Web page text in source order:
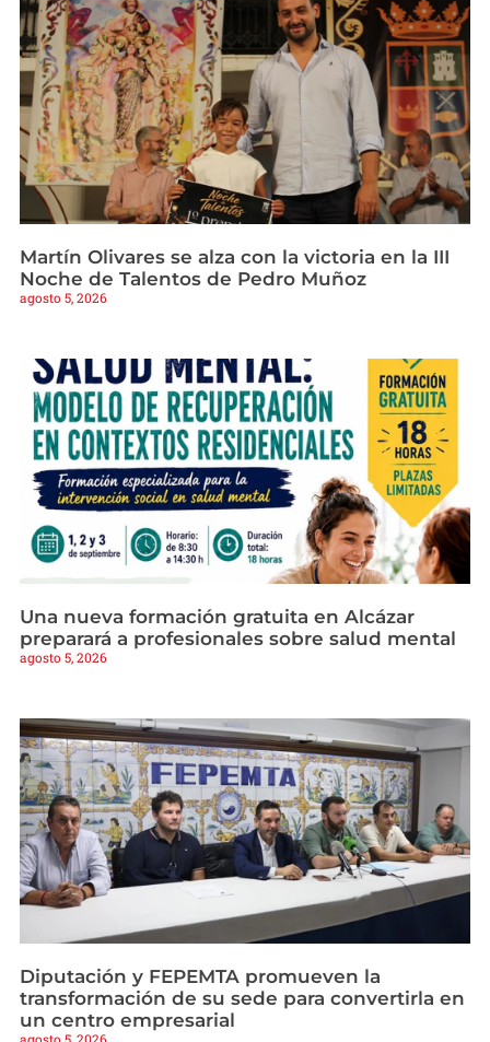
Martín Olivares se alza con la victoria en la III
Noche de Talentos de Pedro Muñoz
agosto 5, 2026
Una nueva formación gratuita en Alcázar
preparará a profesionales sobre salud mental
agosto 5, 2026
Diputación y FEPEMTA promueven la
transformación de su sede para convertirla en
un centro empresarial